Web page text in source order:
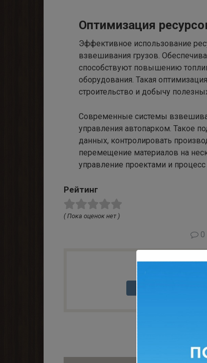
Оптимизация
Эффективное использование
взвешивания грузов.
способствуют повышению
оборудования. Такая
строительство и добычу
Современные системы
управления автопарком. Такое
данных, контролировать
перемещение материалов на
управление проектами и
Рейтинг
( Пока оценок нет )
0